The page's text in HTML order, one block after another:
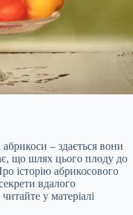
– здається вони
що шлях цього плоду до
історію абрикосового
вдалого
у матеріалі